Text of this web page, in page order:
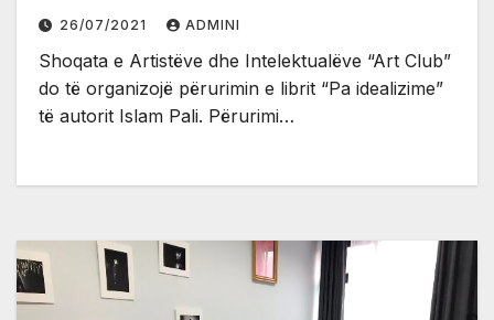
26/07/2021 ADMINI
Shoqata e Artistëve dhe Intelektualëve “Art Club”
do të organizojë përurimin e librit “Pa idealizime”
të autorit Islam Pali. Përurimi…